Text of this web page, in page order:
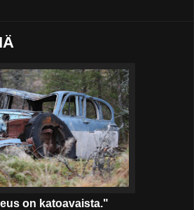
on katoavaista."